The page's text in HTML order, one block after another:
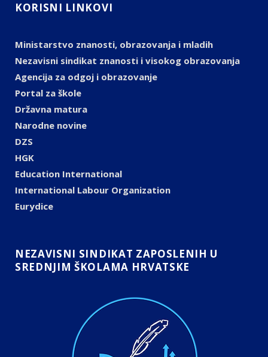
KORISNI LINKOVI
Ministarstvo znanosti, obrazovanja i mladih
Nezavisni sindikat znanosti i visokog obrazovanja
Agencija za odgoj i obrazovanje
Portal za škole
Državna matura
Narodne novine
DZS
HGK
Education International
International Labour Organization
Eurydice
NEZAVISNI SINDIKAT ZAPOSLENIH U
SREDNJIM ŠKOLAMA HRVATSKE